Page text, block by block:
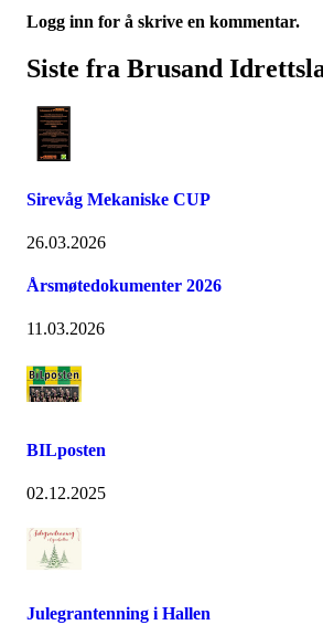
Logg inn for å skrive en kommentar.
Siste fra Brusand
Sirevåg Mekaniske CUP
26.03.2026
Årsmøtedokumenter 2026
11.03.2026
BILposten
02.12.2025
Julegrantenning i Hallen